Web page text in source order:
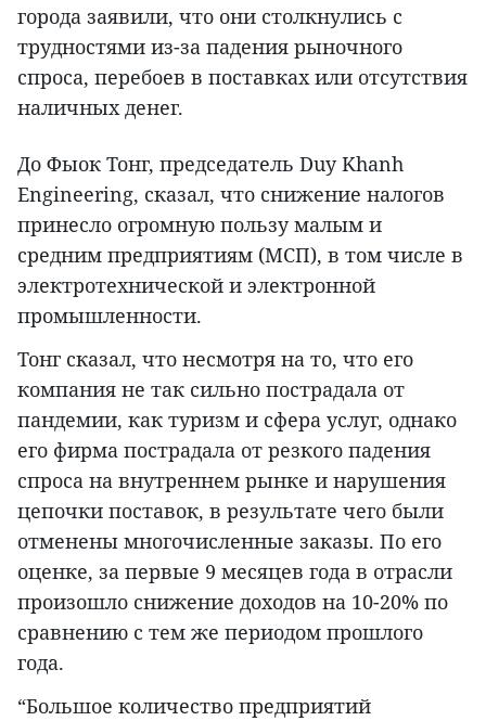
города заявили, что они столкнулись с
трудностями из-за падения рыночного
спроса, перебоев в поставках или отсутствия
наличных денег.
До Фыок Тонг, председатель Duy Khanh
Engineering, сказал, что снижение налогов
принесло огромную пользу малым и
средним предприятиям (МСП), в том числе в
электротехнической и электронной
промышленности.
Тонг сказал, что несмотря на то, что его
компания не так сильно пострадала от
пандемии, как туризм и сфера услуг, однако
его фирма пострадала от резкого падения
спроса на внутреннем рынке и нарушения
цепочки поставок, в результате чего были
отменены многочисленные заказы. По его
оценке, за первые 9 месяцев года в отрасли
произошло снижение доходов на 10-20% по
сравнению с тем же периодом прошлого
года.
“Большое количество предприятий